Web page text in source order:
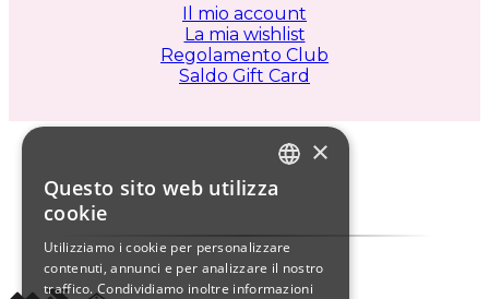
Il mio account
La mia wishlist
Regolamento Club
Saldo Gift Card
SPANISH
×
Questo sito web utilizza
cookie
Utilizziamo i cookie per personalizzare
contenuti, annunci e per analizzare il nostro
traffico. Condividiamo inoltre informazioni